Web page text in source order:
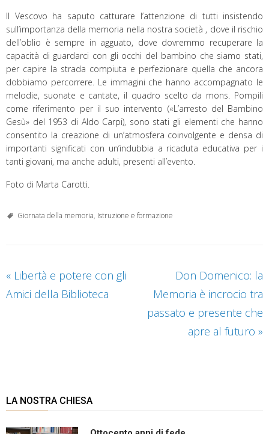
Il Vescovo ha saputo catturare l’attenzione di tutti insistendo
sull’importanza della memoria nella nostra società , dove il rischio
dell’oblio è sempre in agguato, dove dovremmo recuperare la
capacità di guardarci con gli occhi del bambino che siamo stati,
per capire la strada compiuta e perfezionare quella che ancora
dobbiamo percorrere. Le immagini che hanno accompagnato le
melodie, suonate e cantate, il quadro scelto da mons. Pompili
come riferimento per il suo intervento («L’arresto del Bambino
Gesù» del 1953 di Aldo Carpi), sono stati gli elementi che hanno
consentito la creazione di un’atmosfera coinvolgente e densa di
importanti significati con un’indubbia a ricaduta educativa per i
tanti giovani, ma anche adulti, presenti all’evento.
Foto di Marta Carotti.
Giornata della memoria, Istruzione e formazione
« Libertà e potere con gli
Amici della Biblioteca
Don Domenico: la
Memoria è incrocio tra
passato e presente che
apre al futuro »
LA NOSTRA CHIESA